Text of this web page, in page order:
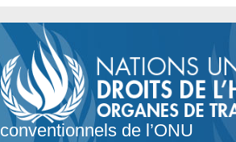
conventionnels de l’ONU